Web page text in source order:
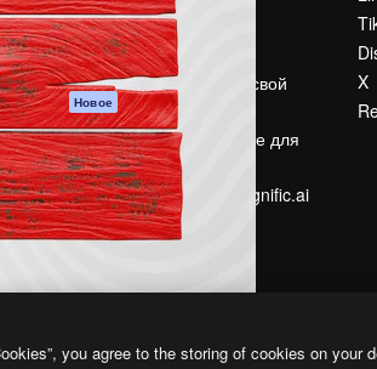
Новое
файлов
доверия
События
Slidesgo
Продайте свой
контент
Помещение для
прессы
Ищете magnific.ai
X
you agree to the storing of cookies on your